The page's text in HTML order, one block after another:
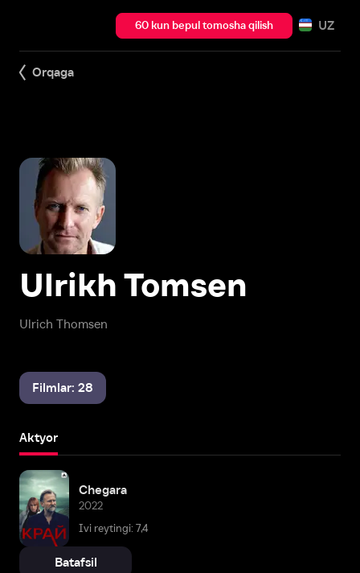
60 kun bepul tomosha qilish UZ
Orqaga
Ulrich Thomsen
Ulrikh Tomsen
Filmlar: 28
Aktyor
Chegara
2022
Ivi reytingi: 7,4
Batafsil